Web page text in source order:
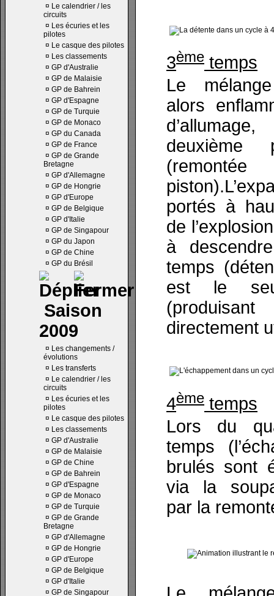
¤ Le calendrier / les
circuits
¤ Les écuries et les
pilotes
¤ Le casque des pilotes
¤ Les classements
¤ GP d'Australie
¤ GP de Malaisie
¤ GP de Bahrein
¤ GP d'Espagne
¤ GP de Turquie
¤ GP de Monaco
¤ GP du Canada
¤ GP de France
¤ GP de Grande
Bretagne
¤ GP d'Allemagne
¤ GP de Hongrie
¤ GP d'Europe
¤ GP de Belgique
¤ GP d'Italie
¤ GP de Singapour
¤ GP du Japon
¤ GP de Chine
¤ GP du Brésil
Saison
2009
¤ Les changements /
évolutions
¤ Les transferts
¤ Le calendrier / les
circuits
¤ Les écuries et les
pilotes
¤ Le casque des pilotes
¤ Les classements
¤ GP d'Australie
¤ GP de Malaisie
¤ GP de Chine
¤ GP de Bahrein
¤ GP d'Espagne
¤ GP de Monaco
¤ GP de Turquie
¤ GP de Grande
Bretagne
¤ GP d'Allemagne
¤ GP de Hongrie
¤ GP d'Europe
¤ GP de Belgique
¤ GP d'Italie
¤ GP de Singapour
3ème temps
Le
alors
portés à
de
à
temps
est le
directement
4ème temps
Lors du
temps
brulés sont
via la
par la